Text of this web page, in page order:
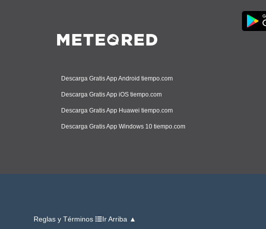
Descarga Gratis App Android tiempo.com
Descarga Gratis App iOS tiempo.com
Descarga Gratis App Huawei tiempo.com
Descarga Gratis App Windows 10 tiempo.com
Reglas y Términos Ir Arriba ▲